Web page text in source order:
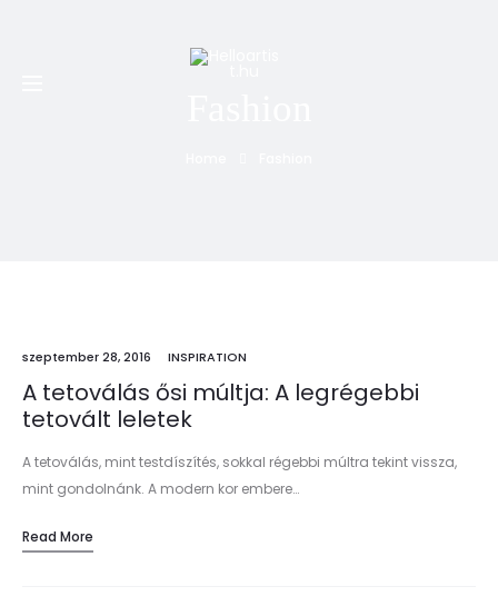
első tetoválására, piercingjére és első alkalmas
szeptember 28, 2016 INSPIRATION
A tetoválás ősi múltja: A legrégebbi
tetovált leletek
A tetoválás, mint testdíszítés, sokkal régebbi múltra tekint vissza,
mint gondolnánk. A modern kor embere…
Read More